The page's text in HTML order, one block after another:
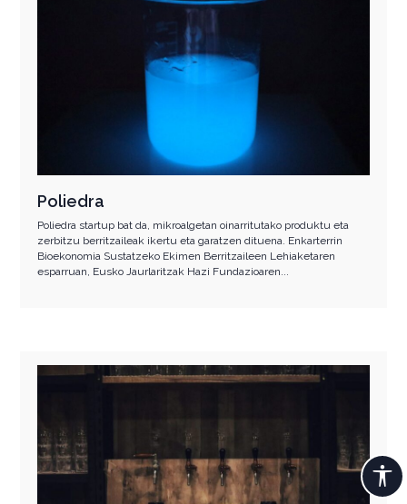
Poliedra
Poliedra startup bat da, mikroalgetan oinarritutako produktu eta
zerbitzu berritzaileak ikertu eta garatzen dituena. Enkarterrin
Bioekonomia Sustatzeko Ekimen Berritzaileen Lehiaketaren
esparruan, Eusko Jaurlaritzak Hazi Fundazioaren...